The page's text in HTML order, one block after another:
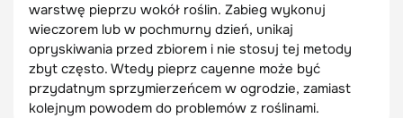
warstwę pieprzu wokół roślin. Zabieg wykonuj
wieczorem lub w pochmurny dzień, unikaj
opryskiwania przed zbiorem i nie stosuj tej metody
zbyt często. Wtedy pieprz cayenne może być
przydatnym sprzymierzeńcem w ogrodzie, zamiast
kolejnym powodem do problemów z roślinami.